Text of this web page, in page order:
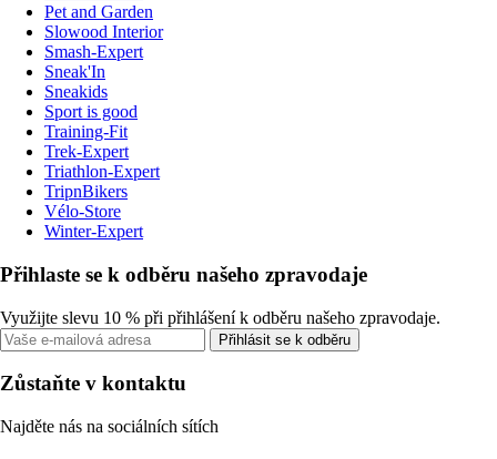
Pet and Garden
Slowood Interior
Smash-Expert
Sneak'In
Sneakids
Sport is good
Training-Fit
Trek-Expert
Triathlon-Expert
TripnBikers
Vélo-Store
Winter-Expert
Přihlaste se k odběru našeho zpravodaje
Využijte slevu 10 % při přihlášení k odběru našeho zpravodaje.
Přihlásit se k odběru
Zůstaňte v kontaktu
Najděte nás na sociálních sítích